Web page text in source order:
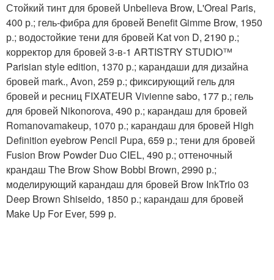
Стойкий тинт для бровей Unbelieva Brow, L'Oreal Paris,
400 р.; гель-фибра для бровей Benefit Gimme Brow, 1950
р.; водостойкие тени для бровей Kat von D, 2190 р.;
корректор для бровей 3-в-1 ARTISTRY STUDIO™
Parisian style edition, 1370 р.; карандаши для дизайна
бровей mark., Avon, 259 р.; фиксирующий гель для
бровей и ресниц FIXATEUR Vivienne sabo, 177 р.; гель
для бровей Nikonorova, 490 р.; карандаш для бровей
Romanovamakeup, 1070 р.; карандаш для бровей High
Definition eyebrow Pencil Pupa, 659 р.; тени для бровей
Fusion Brow Powder Duo CIEL, 490 р.; оттеночный
крандаш The Brow Show Bobbi Brown, 2990 р.;
моделирующий карандаш для бровей Brow InkTrio 03
Deep Brown Shiseido, 1850 р.; карандаш для бровей
Make Up For Ever, 599 р.